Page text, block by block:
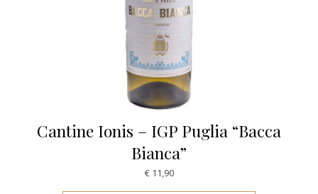
Cantine Ionis – IGP Puglia “Bacca
Bianca”
€11,90